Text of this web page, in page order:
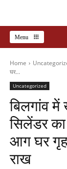
Menu
Home
घर...
Uncategorized
बिलगांव
सिलेंडर
आग घर
राख